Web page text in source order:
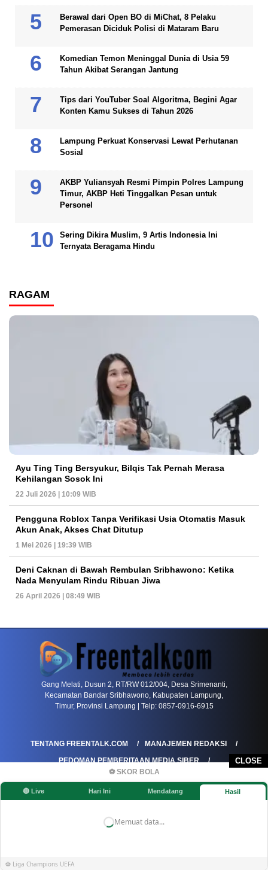
CLOSE
⚽ SKOR BOLA
🔴 Live Hari Ini Mendatang Hasil
Memuat data...
⚽ Liga Champions UEFA
Berawal dari Open BO di MiChat, 8 Pelaku
Pemerasan Diciduk Polisi di Mataram Baru
Komedian Temon Meninggal Dunia di Usia 59
Tahun Akibat Serangan Jantung
Tips dari YouTuber Soal Algoritma, Begini Agar
Konten Kamu Sukses di Tahun 2026
Lampung Perkuat Konservasi Lewat Perhutanan
Sosial
AKBP Yuliansyah Resmi Pimpin Polres Lampung
Timur, AKBP Heti Tinggalkan Pesan untuk
Personel
Sering Dikira Muslim, 9 Artis Indonesia Ini
Ternyata Beragama Hindu
RAGAM
Ayu Ting Ting Bersyukur, Bilqis Tak Pernah Merasa
Kehilangan Sosok Ini
22 Juli 2026 | 10:09 WIB
Pengguna Roblox Tanpa Verifikasi Usia Otomatis Masuk
Akun Anak, Akses Chat Ditutup
1 Mei 2026 | 19:39 WIB
Deni Caknan di Bawah Rembulan Sribhawono: Ketika
Nada Menyulam Rindu Ribuan Jiwa
26 April 2026 | 08:49 WIB
Gang Melati, Dusun 2, RT/RW 012/004, Desa Srimenanti,
Kecamatan Bandar Sribhawono, Kabupaten Lampung,
Timur, Provinsi Lampung | Telp: 0857-0916-6915
TENTANG FREENTALK.COM
MANAJEMEN REDAKSI
PEDOMAN PEMBERITAAN MEDIA SIBER
PEDOMAN PEMBERITAAN RAMAH ANAK
KOREKSI & KLARIFIKASI
KEBIJAKAN IKLAN / ADVERTORIAL